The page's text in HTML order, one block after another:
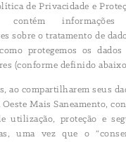
de Privacidade e
contém
sobre o tratamento de
protegemos os dados
(conforme definido
ao compartilharem seus
Oeste Mais Saneamento,
utilização, proteção e
uma vez que o